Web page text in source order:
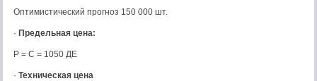
Оптимистический прогноз 150 000 шт.
· Предельная цена:
P = C = 1050 ДЕ
· Техническая цена